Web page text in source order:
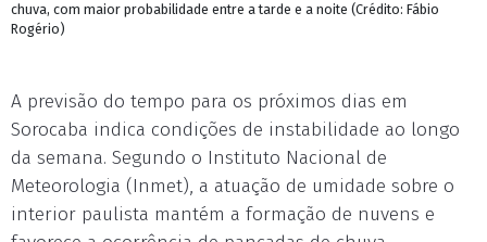
chuva, com maior probabilidade entre a tarde e a noite (Crédito: Fábio
Rogério)
A previsão do tempo para os próximos dias em
Sorocaba indica condições de instabilidade ao longo
da semana. Segundo o Instituto Nacional de
Meteorologia (Inmet), a atuação de umidade sobre o
interior paulista mantém a formação de nuvens e